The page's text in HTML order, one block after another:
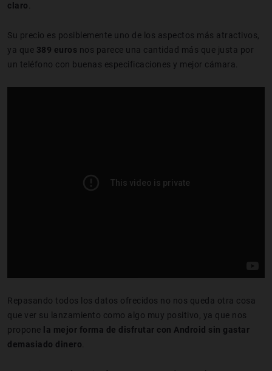
claro.
Su precio es posiblemente uno de los aspectos más atractivos,
ya que 389 euros nos parece una cantidad más que justa por
un teléfono con buenas especificaciones y mejor cámara.
Repasando todos los datos ofrecidos no nos queda otra cosa
que ver su lanzamiento como algo muy positivo, ya que nos
propone
la mejor forma de disfrutar con Android sin gastar
demasiado dinero.